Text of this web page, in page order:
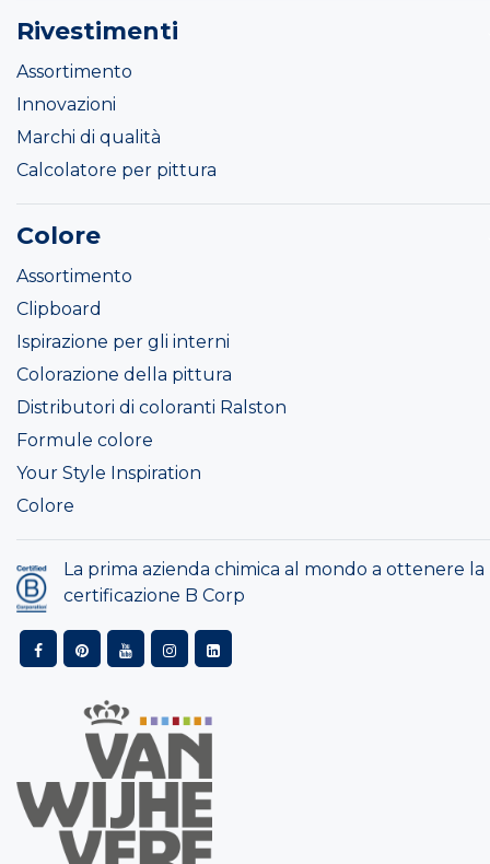
Rivestimenti
Assortimento
Innovazioni
Marchi di qualità
Calcolatore per pittura
Colore
Assortimento
Clipboard
Ispirazione per gli interni
Colorazione della pittura
Distributori di coloranti Ralston
Formule colore
Your Style Inspiration
Colore
La prima azienda chimica al mondo a ottenere la
certificazione B Corp